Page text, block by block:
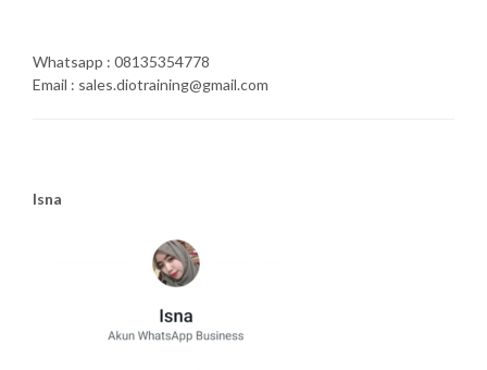
Whatsapp : 08135354778
Email : sales.diotraining@gmail.com
Isna